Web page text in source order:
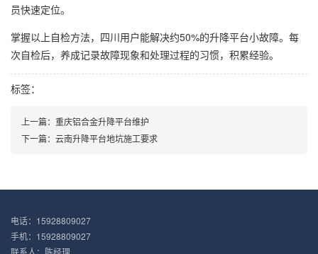
员快速定位。
掌握以上自检方法，四川用户能解决约50%的升降平台小故障。每
次自检后，养成记录故障现象和处理过程的习惯，积累经验。
标签：
上一篇： 重庆铝合金升降平台维护
下一篇： 云南升降平台地坑施工要求
电话：15928809027
手机：15928809027